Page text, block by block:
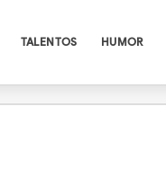
TALENTOS HUMOR